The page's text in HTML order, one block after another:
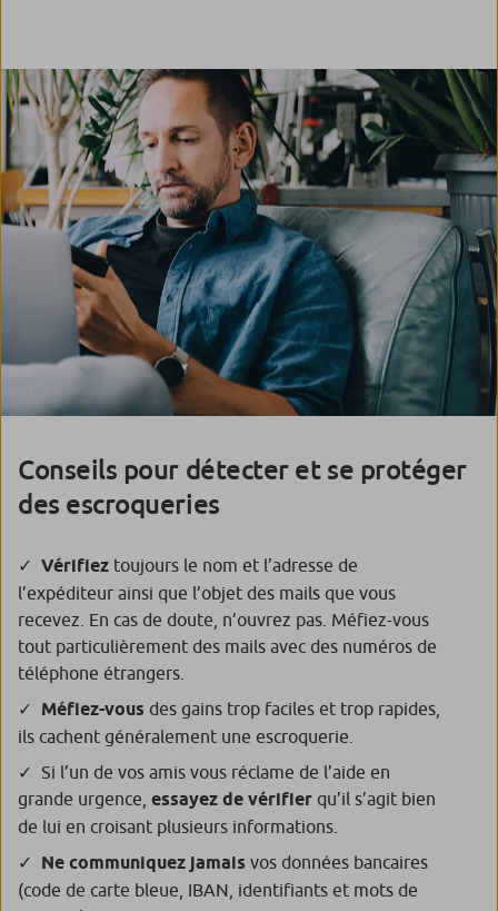
Conseils pour détecter et se protéger
des escroqueries
Vérifiez toujours le nom et l’adresse de
l’expéditeur ainsi que l’objet des mails que vous
recevez. En cas de doute, n’ouvrez pas. Méfiez-vous
tout particulièrement des mails avec des numéros de
téléphone étrangers.
Méfiez-vous des gains trop faciles et trop rapides,
ils cachent généralement une escroquerie.
Si l’un de vos amis vous réclame de l’aide en
grande urgence, essayez de vérifier qu’il s’agit bien
de lui en croisant plusieurs informations.
Ne communiquez jamais vos données bancaires
(code de carte bleue, IBAN, identifiants et mots de